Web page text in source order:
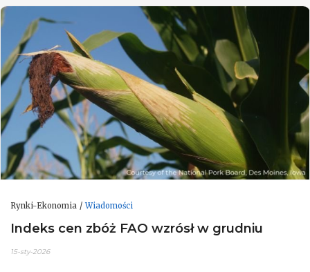
Rynki-Ekonomia Wiadomości
Indeks cen zbóż FAO wzrósł w grudniu
15-sty-2026